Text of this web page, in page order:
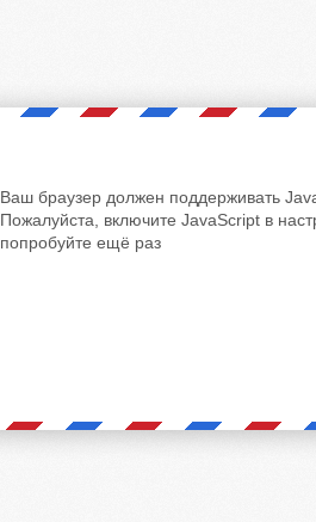
Ваш браузер должен поддерживать
Пожалуйста, включите JavaScript в
попробуйте ещё раз